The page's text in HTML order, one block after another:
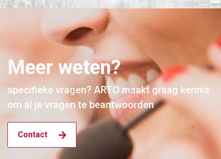
Meer weten?
specifieke vragen? ARTO maakt graag kennis
om al je vragen te beantwoorden
Contact